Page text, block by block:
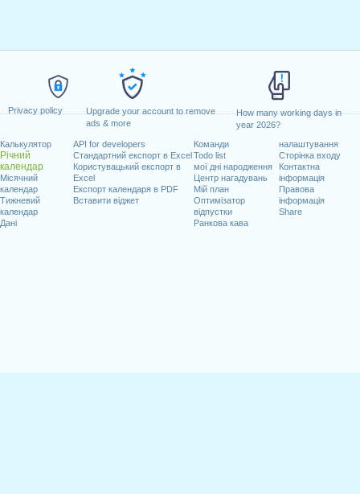
Privacy policy
Upgrade your account to remove
ads & more
How many working days in
year 2026?
Калькулятор
Річний
календар
Місячний
календар
Тижневий
календар
Дані
API for developers
Стандартний експорт в Excel
Користувацький експорт в
Excel
Експорт календаря в PDF
Вставити віджет
Команди
Todo list
мої дні народження
Центр нагадувань
Мій план
Оптимізатор
відпустки
Ранкова кава
налаштування
Сторінка входу
Контактна
інформація
Правова
інформація
Share